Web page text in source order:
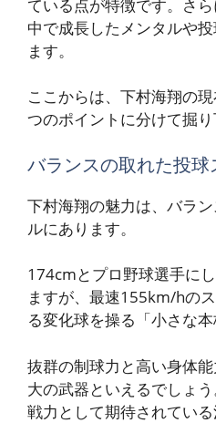
ている点が特徴です。さ
中で成長したメンタルや
ます。
ここからは、下村海翔の
つのポイントに分けて掘り
バランスの取れた投球
下村海翔の魅力は、バラ
ルにあります。
174cmとプロ野球選手に
ますが、最速155km/hの
る変化球を操る「小さな本
抜群の制球力と高い身体
大の武器といえるでしょ
戦力として期待されている